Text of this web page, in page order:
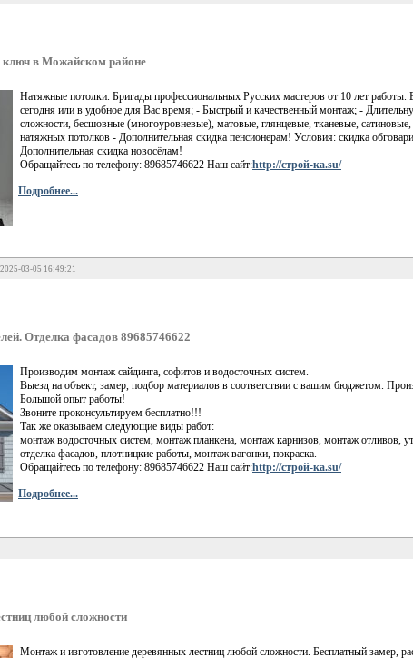
в Можайском районе
Натяжные потолки. Бригады профессиональных Русских мастеров от 10 лет работы.
сегодня или в удобное для Вас время; - Быстрый и качественный монтаж; -
сложности, бесшовные (многоуровневые), матовые, глянцевые, тканевые,
натяжных потолков - Дополнительная скидка пенсионерам! Условия: скидка
Дополнительная скидка новосёлам!
Обращайтесь по телефону: 89685746622 Наш сайт:http://строй-ка.su/
Подробнее...
03-05 16:49:21
Отделка фасадов 89685746622
Производим монтаж сайдинга, софитов и водосточных систем.
Выезд на объект, замер, подбор материалов в соответствии с вашим бюджетом.
Большой опыт работы!
Звоните проконсультируем бесплатно!!!
Так же оказываем следующие виды работ:
монтаж водосточных систем, монтаж планкена, монтаж карнизов, монтаж отливов,
отделка фасадов, плотницкие работы, монтаж вагонки, покраска.
Обращайтесь по телефону: 89685746622 Наш сайт:http://строй-ка.su/
Подробнее...
любой сложности
Монтаж и изготовление деревянных лестниц любой сложности. Бесплатный замер,